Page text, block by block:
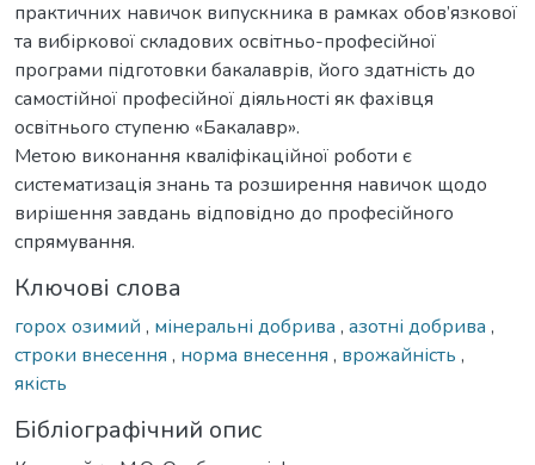
практичних навичок випускника в рамках обов’язкової
та вибіркової складових освітньо-професійної
програми підготовки бакалаврів, його здатність до
самостійної професійної діяльності як фахівця
освітнього ступеню «Бакалавр».
Метою виконання кваліфікаційної роботи є
систематизація знань та розширення навичок щодо
вирішення завдань відповідно до професійного
спрямування.
Ключові слова
горох озимий , мінеральні добрива , азотні добрива ,
строки внесення , норма внесення , врожайність ,
якість
Бібліографічний опис